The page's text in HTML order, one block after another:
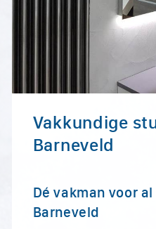
Vakkundige
Barneveld
Dé vakman voor
Barneveld